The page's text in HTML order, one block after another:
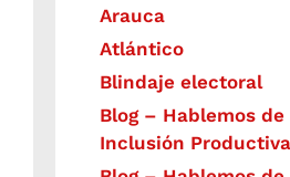
Arauca
Atlántico
Blindaje electoral
Blog – Hablemos de
Inclusión Productiva